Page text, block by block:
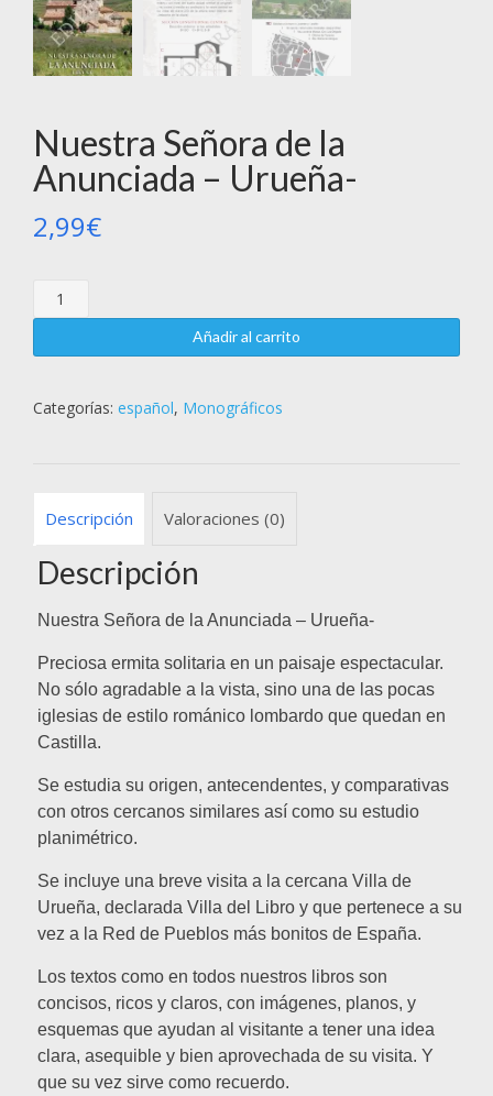
Nuestra Señora de la
Anunciada – Urueña-
2,99€
Añadir al carrito
Categorías: español, Monográficos
Descripción Valoraciones (0)
Descripción
Nuestra Señora de la Anunciada – Urueña-
Preciosa ermita solitaria en un paisaje espectacular.
No sólo agradable a la vista, sino una de las pocas
iglesias de estilo románico lombardo que quedan en
Castilla.
Se estudia su origen, antecendentes, y comparativas
con otros cercanos similares así como su estudio
planimétrico.
Se incluye una breve visita a la cercana Villa de
Urueña, declarada Villa del Libro y que pertenece a su
vez a la Red de Pueblos más bonitos de España.
Los textos como en todos nuestros libros son
concisos, ricos y claros, con imágenes, planos, y
esquemas que ayudan al visitante a tener una idea
clara, asequible y bien aprovechada de su visita. Y
que su vez sirve como recuerdo.